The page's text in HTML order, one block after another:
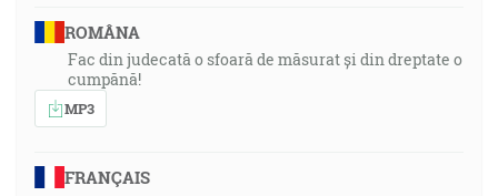
ROMÂNA
Fac din judecată o sfoară de măsurat și din dreptate o
cumpănă!
MP3
FRANÇAIS